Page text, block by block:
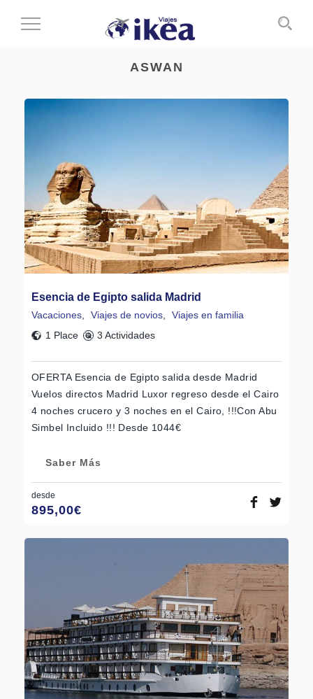
Cambiar
ASWAN
Esencia de Egipto salida Madrid
Vacaciones Viajes de novios
Viajes en familia
1 Place
3 Actividades
OFERTA Esencia de Egipto salida desde Madrid
Vuelos directos Madrid Luxor regreso desde el Cairo
4 noches crucero y 3 noches en el Cairo, !!!Con Abu
Simbel Incluido !!! Desde 1044€
Saber Más
desde
895,00€